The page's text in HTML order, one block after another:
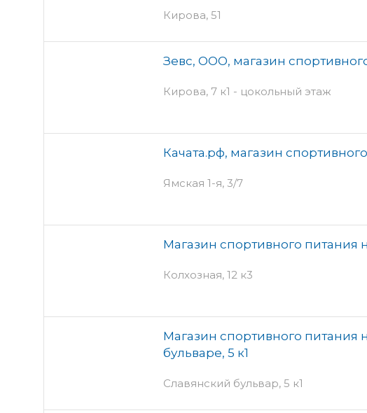
Кирова, 51
Зевс, ООО, магазин
Кирова, 7 к1 - цокольный этаж
Качата.рф, магазин
Ямская 1-я, 3/7
Магазин спортивного питания
Колхозная, 12 к3
Магазин спортивного питания
бульваре, 5 к1
Славянский бульвар, 5 к1